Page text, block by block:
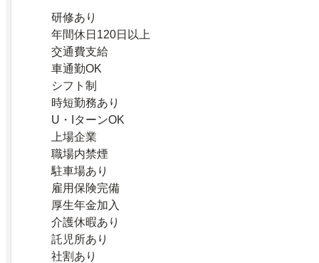
研修あり
年間休日120日以上
交通費支給
車通勤OK
シフト制
時短勤務あり
U・IターンOK
上場企業
職場内禁煙
駐車場あり
雇用保険完備
厚生年金加入
介護休暇あり
託児所あり
社割あり